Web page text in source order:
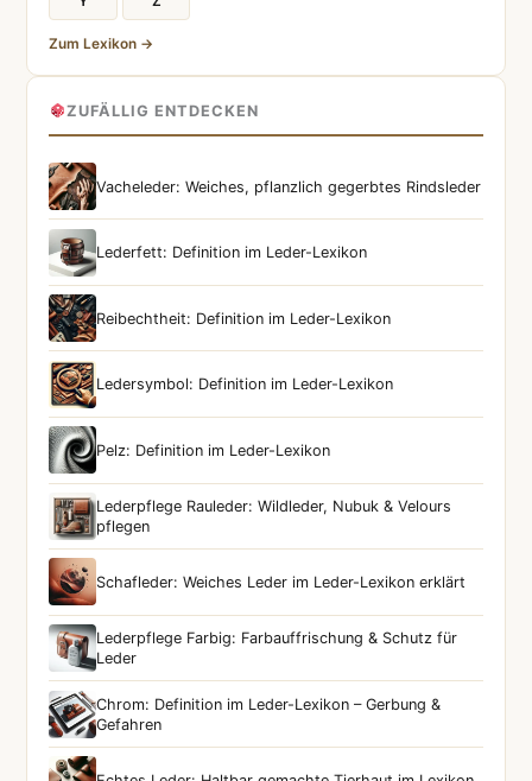
Zum Lexikon →
ZUFÄLLIG ENTDECKEN
Vacheleder: Weiches, pflanzlich gegerbtes Rindsleder
Lederfett: Definition im Leder-Lexikon
Reibechtheit: Definition im Leder-Lexikon
Ledersymbol: Definition im Leder-Lexikon
Pelz: Definition im Leder-Lexikon
Lederpflege Rauleder: Wildleder, Nubuk & Velours
pflegen
Schafleder: Weiches Leder im Leder-Lexikon erklärt
Lederpflege Farbig: Farbauffrischung & Schutz für
Leder
Chrom: Definition im Leder-Lexikon – Gerbung &
Gefahren